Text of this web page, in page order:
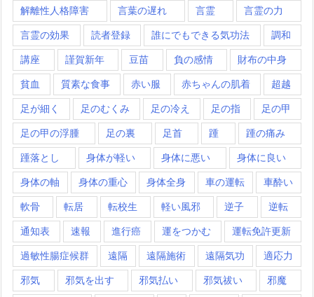
解離性人格障害 言葉の遅れ 言霊 言霊の力
言霊の効果 読者登録 誰にでもできる気功法 調和
講座 謹賀新年 豆苗 負の感情 財布の中身
貧血 質素な食事 赤い服 赤ちゃんの肌着 超越
足が細く 足のむくみ 足の冷え 足の指 足の甲
足の甲の浮腫 足の裏 足首 踵 踵の痛み
踵落とし 身体が軽い 身体に悪い 身体に良い
身体の軸 身体の重心 身体全身 車の運転 車酔い
軟骨 転居 転校生 軽い風邪 逆子 逆転
通知表 速報 進行癌 運をつかむ 運転免許更新
過敏性腸症候群 遠隔 遠隔施術 遠隔気功 適応力
邪気 邪気を出す 邪気払い 邪気祓い 邪魔